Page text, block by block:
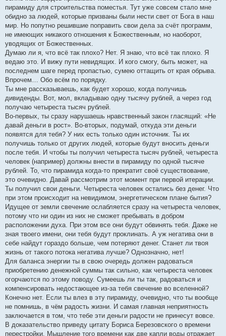
пирамиду для строительства поместья. Тут уже совсем стало мне
обидно за людей, которые призваны были нести свет от Бога в наш
мир. Но попутно решившие поправить свои дела за счёт программ,
не имеющих никакого отношения к Божественным, но наоборот,
уводящих от Божественных.
Думаю ли я, что всё так плохо? Нет. Я знаю, что всё так плохо. Я
ведаю это. И вижу пути невидящих. И кого смогу, быть может, на
последнем шаге перед пропастью, сумею оттащить от края обрыва.
Впрочем… Обо всём по порядку.
Ты мне рассказываешь, как будет хорошо, когда получишь
дивиденды. Вот, мол, вкладываю одну тысячу рублей, а через год
получаю четыреста тысяч рублей.
Во-первых, ты сразу нарушаешь нравственный закон гласящий: «Не
давай деньги в рост». Во-вторых, подумай, откуда эти деньги
появятся для тебя? У них есть только один источник. Ты их
получишь только от других людей, которые будут вносить деньги
после тебя. И чтобы ты получил четыреста тысяч рублей, четыреста
человек (например) должны внести в пирамиду по одной тысяче
рублей. То, что пирамида когда-то прекратит своё существование,
это очевидно. Давай рассмотрим этот момент при первой итерации.
Ты получил свои деньги. Четыреста человек остались без денег. Что
при этом происходит на невидимом, энергетическом плане бытия?
Идущее от земли свечение ослабляется сразу на четыреста человек,
потому что ни один из них не сможет пребывать в добром
расположении духа. При этом все они будут обвинять тебя. Даже не
зная твоего имени, они тебя будут проклинать. А уж негатива они в
себе найдут гораздо больше, чем потеряют денег. Станет ли твоя
жизнь от такого потока негатива лучше? Однозначно, нет!
Для баланса энергии ты в свою очередь должен радоваться
приобретению денежной суммы так сильно, как четыреста человек
огорчаются по этому поводу. Сумеешь ли ты так, радоваться и
компенсировать недостающее из-за тебя свечение во вселенной?
Конечно нет. Если ты влез в эту пирамиду, очевидно, что ты вообще
не помнишь, в чём радость жизни. И самая главная неприятность
заключается в том, что тебе эти деньги радости не принесут вовсе.
В доказательство приведу цитату Бориса Березовского о времени
перестройки. Мышление того времени как две капли воды отражает